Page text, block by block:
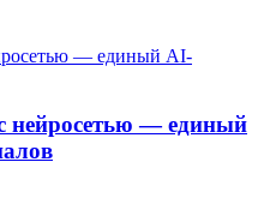
нейросетью — единый